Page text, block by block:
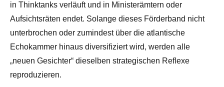
in Thinktanks verläuft und in Ministerämtern oder
Aufsichtsräten endet. Solange dieses Förderband nicht
unterbrochen oder zumindest über die atlantische
Echokammer hinaus diversifiziert wird, werden alle
„neuen Gesichter“ dieselben strategischen Reflexe
reproduzieren.